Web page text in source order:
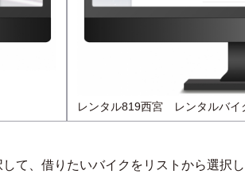
レンタル819西宮　レンタルバ
て、借りたいバイクをリストから選択